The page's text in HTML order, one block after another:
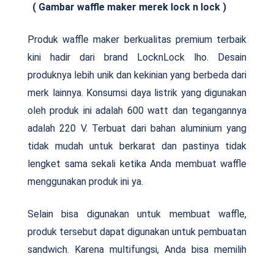
( Gambar waffle maker merek lock n lock )
Produk waffle maker berkualitas premium terbaik
kini hadir dari brand LocknLock lho. Desain
produknya lebih unik dan kekinian yang berbeda dari
merk lainnya. Konsumsi daya listrik yang digunakan
oleh produk ini adalah 600 watt dan tegangannya
adalah 220 V. Terbuat dari bahan aluminium yang
tidak mudah untuk berkarat dan pastinya tidak
lengket sama sekali ketika Anda membuat waffle
menggunakan produk ini ya.
Selain bisa digunakan untuk membuat waffle,
produk tersebut dapat digunakan untuk pembuatan
sandwich. Karena multifungsi, Anda bisa memilih